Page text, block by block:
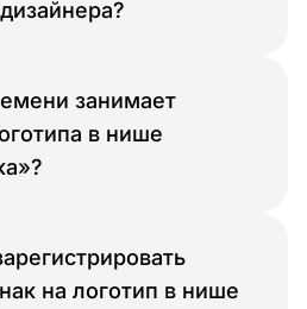
занимает
в нише
на логотип в нише